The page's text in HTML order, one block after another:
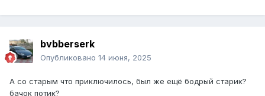
bvbberserk
Опубликовано 14 июня, 2025
А со старым что приключилось, был же ещё бодрый старик?
бачок потик?